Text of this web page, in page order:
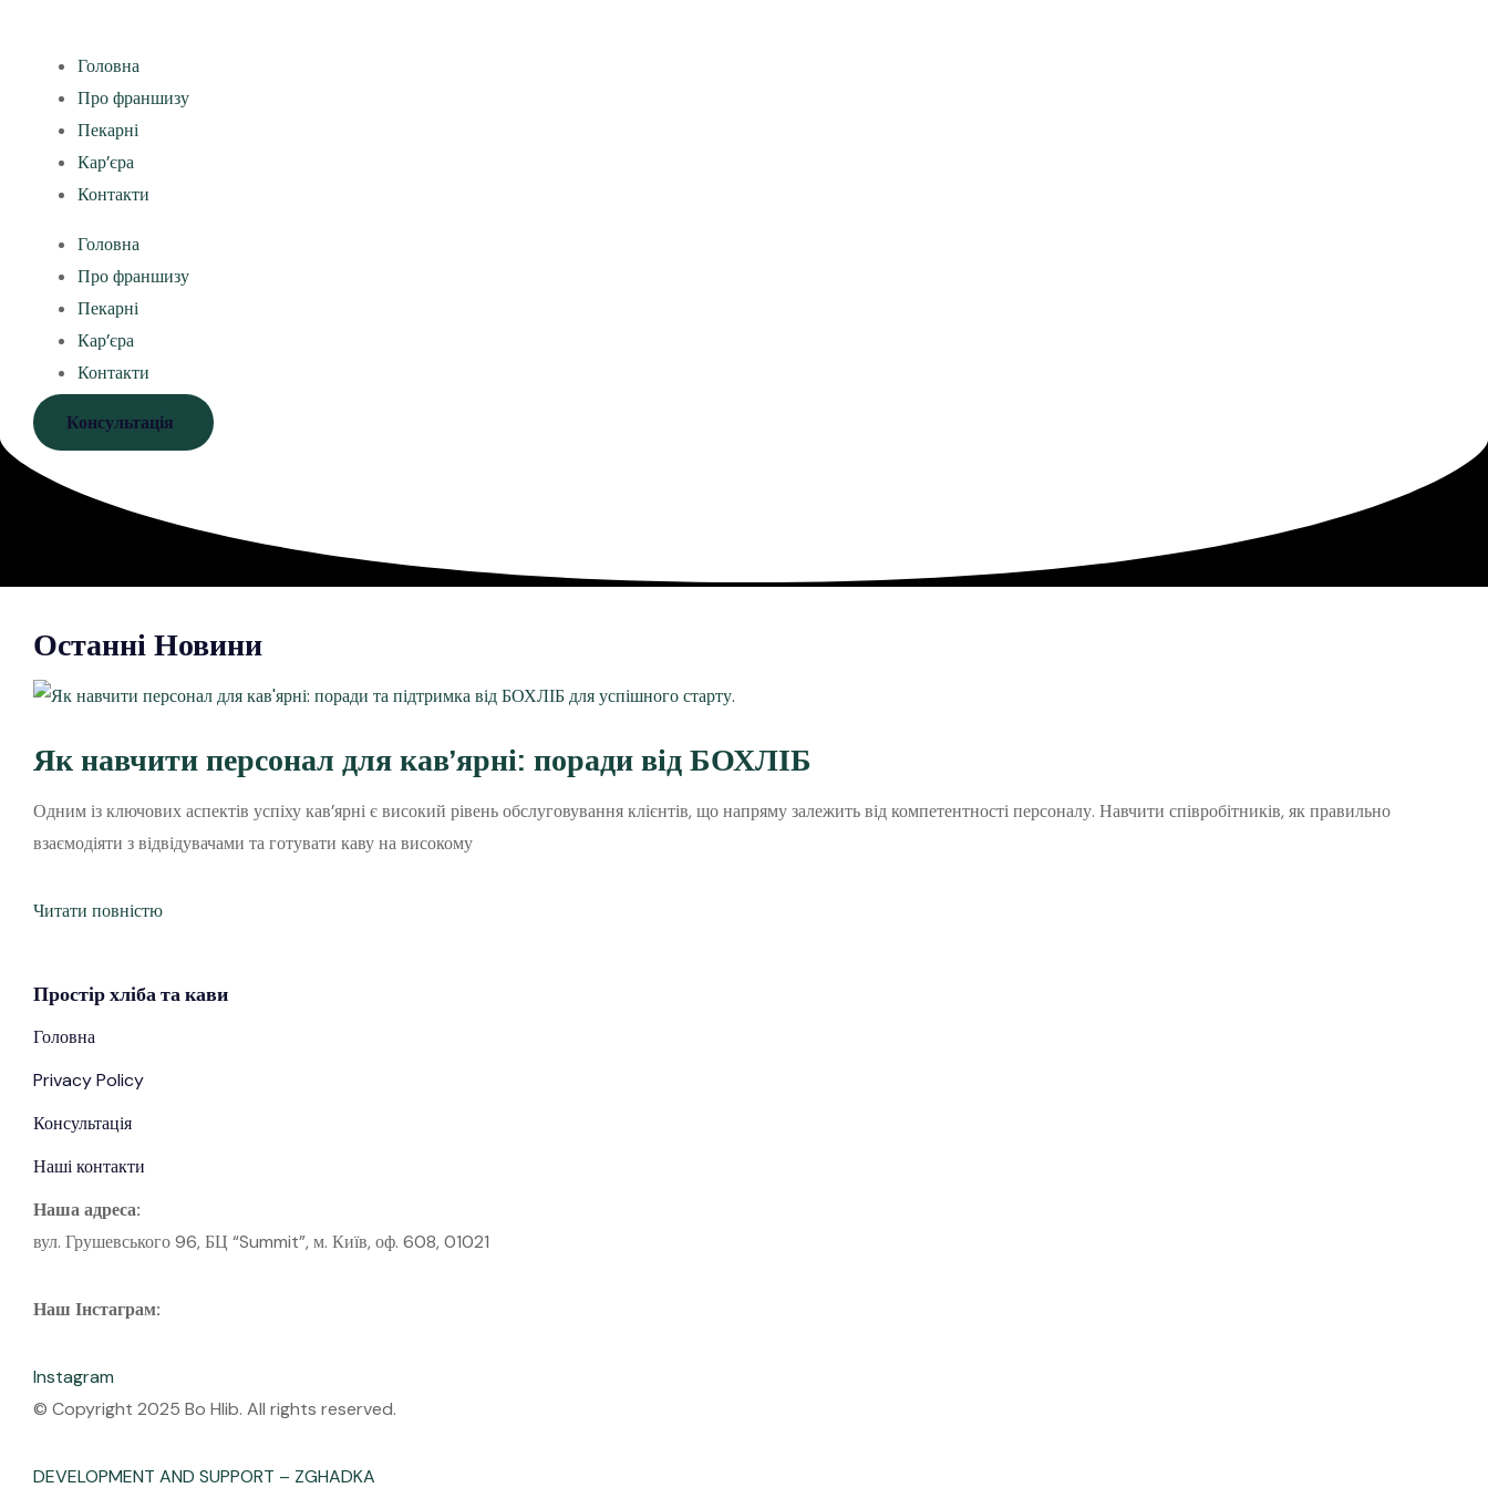
Головна
Про франшизу
Пекарні
Кар’єра
Контакти
Головна
Про франшизу
Пекарні
Кар’єра
Контакти
Консультація
Останні Новини
Як навчити персонал для кав’ярні: поради від БОХЛІБ
Одним із ключових аспектів успіху кав’ярні є високий рівень обслуговування клієнтів, що напряму залежить від компетентності персоналу. Навчити співробітників, як правильно
взаємодіяти з відвідувачами та готувати каву на високому
Читати повністю
Простірхлібата кави
Головна
Privacy Policy
Консультація
Наші контакти
Наша адреса:
вул. Грушевського 96, БЦ “Summit”, м. Київ, оф. 608, 01021
Наш Інстаграм:
Instagram
© Copyright 2025 Bo Hlib. All rights reserved.
DEVELOPMENT AND SUPPORT – ZGHADKA